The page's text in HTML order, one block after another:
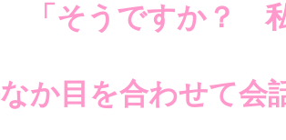
「そうですか？
か目を合わせて会